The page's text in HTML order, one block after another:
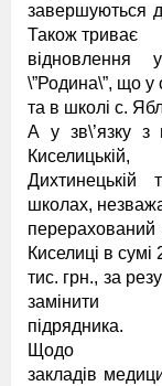
завершуються
Також триває
відновлення
\”Родина\”, що у
та в школі с.
А у зв\’язку з
Киселицькій,
Дихтинецькій
школах,
перерахований
Киселиці в сумі
тис. грн., за
замінити
підрядника.
Щодо
закладів